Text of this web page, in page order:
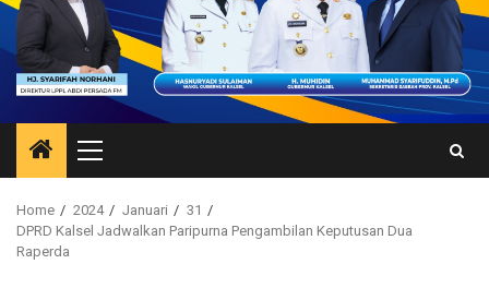
Primary
Menu
Home 2024 Januari
31
DPRD Kalsel Jadwalkan Paripurna Pengambilan Keputusan Dua
Raperda